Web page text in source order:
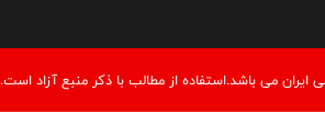
می باشد.استفاده از مطالب با ذكر منبع آزاد است.